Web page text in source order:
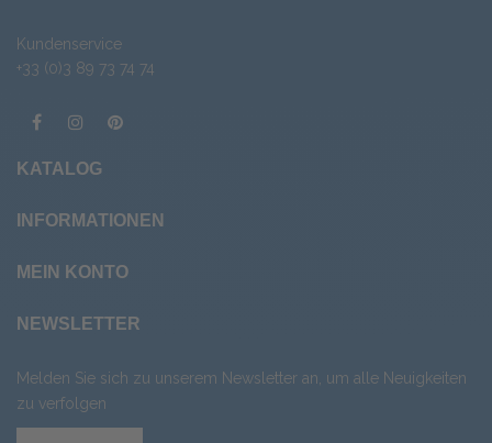
Kundenservice
+33 (0)3 89 73 74 74
KATALOG
INFORMATIONEN
MEIN KONTO
NEWSLETTER
Melden Sie sich zu unserem Newsletter an, um alle Neuigkeiten
zu verfolgen